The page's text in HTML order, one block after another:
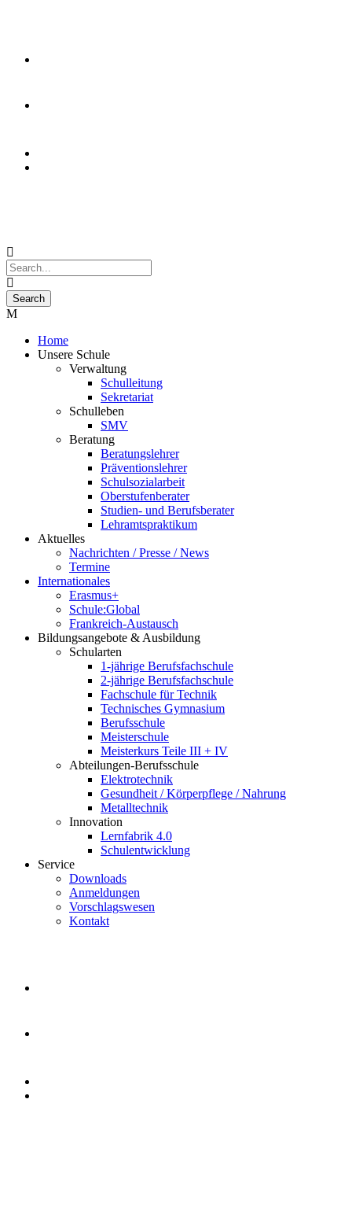
Home
Unsere Schule
Verwaltung
Schulleitung
Sekretariat
Schulleben
SMV
Beratung
Beratungslehrer
Präventionslehrer
Schulsozialarbeit
Oberstufenberater
Studien- und Berufsberater
Lehramtspraktikum
Aktuelles
Nachrichten / Presse / News
Termine
Internationales
Erasmus+
Schule:Global
Frankreich-Austausch
Bildungsangebote & Ausbildung
Schularten
1-jährige Berufsfachschule
2-jährige Berufsfachschule
Fachschule für Technik
Technisches Gymnasium
Berufsschule
Meisterschule
Meisterkurs Teile III + IV
Abteilungen-Berufsschule
Elektrotechnik
Gesundheit / Körperpflege / Nahrung
Metalltechnik
Innovation
Lernfabrik 4.0
Schulentwicklung
Service
Downloads
Anmeldungen
Vorschlagswesen
Kontakt